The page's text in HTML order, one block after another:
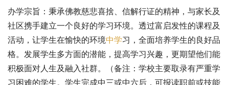
办学宗旨：秉承佛教慈悲喜捨、信解行证的精神，与家长及
社区携手建立一个良好的学习环境。透过富启发性的课程及
活动，让学生在愉快的环境中学习，全面培养学生的良好品
格。发展学生多方面的潜能，提高学习兴趣，更期望他们能
积极面对人生及融入社群。（备注：学校主要取录有严重学
习困难的学生。学生完成中三或中六后，可报读职前或技能